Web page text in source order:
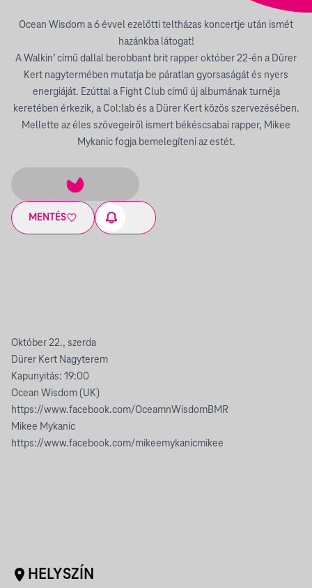
Ocean Wisdom a 6 évvel ezelőtti teltházas koncertje után ismét
hazánkba látogat!
A Walkin’ című dallal berobbant brit rapper október 22-én a Dürer
Kert nagytermében mutatja be páratlan gyorsaságát és nyers
energiáját. Ezúttal a Fight Club című új albumának turnéja
keretében érkezik, a Col:lab és a Dürer Kert közös szervezésében.
Mellette az éles szövegeiről ismert békéscsabai rapper, Mikee
Mykanic fogja bemelegíteni az estét.
MENTÉS
Október 22., szerda
Dürer Kert Nagyterem
Kapunyitás: 19:00
Ocean Wisdom (UK)
https://www.facebook.com/OceamnWisdomBMR
Mikee Mykanic
https://www.facebook.com/mikeemykanicmikee
HELYSZÍN